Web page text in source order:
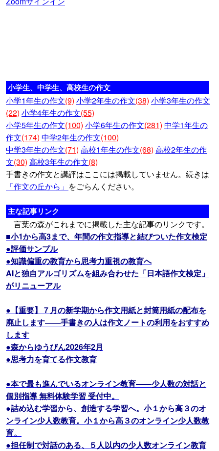
小学生、中学生、高校生の作文
小学1年生の作文(9) 小学2年生の作文(38) 小学3年生の作文
(22) 小学4年生の作文(55)
小学5年生の作文(100) 小学6年生の作文(281) 中学1年生の
作文(174) 中学2年生の作文(100)
中学3年生の作文(71) 高校1年生の作文(68) 高校2年生の作
文(30) 高校3年生の作文(8)
手書きの作文と講評はここには掲載していません。続きは
「作文の丘から」 をごらんください。
主な記事リンク
言葉の森がこれまでに掲載した主な記事のリンクです。
■小1から高3まで、年間の作文指導と結びついた作文検定
●評価サンプル
●知識偏重の教育から思考力重視の教育へ
AIと独自アルゴリズムを組み合わせた「日本語作文検定」
がリニューアル
●【重要】７月の新学期から作文用紙と封筒用紙の配布を
廃止します――手書きの人は作文ノートの利用をおすすめ
します
●森からゆうびん2026年2月
●思考力を育てる作文教育
●本で最も進んでいるオンライン教育――少人数の対話と
個別指導 無料体験学習 受付中。
●詰め込む学習から、創造する学習へ。小１から高３のオ
ンライン少人数教育。小１から高３のオンライン少人数教
育。
●担任制で対話のある、５人以内の少人数オンライン教育